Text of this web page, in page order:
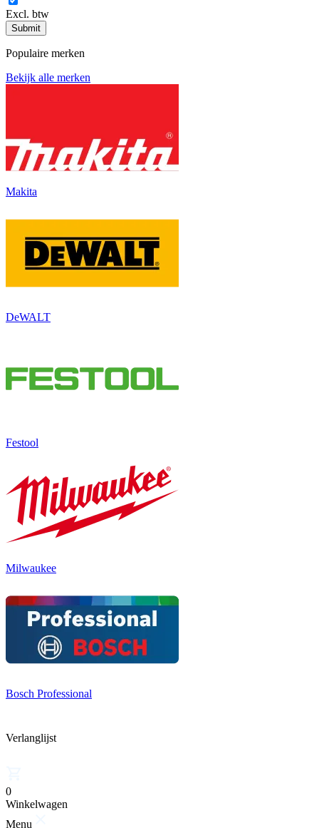
Excl. btw
Submit
Populaire merken
Bekijk alle merken
Makita
DeWALT
Festool
Milwaukee
Bosch Professional
Verlanglijst
0
Winkelwagen
Menu